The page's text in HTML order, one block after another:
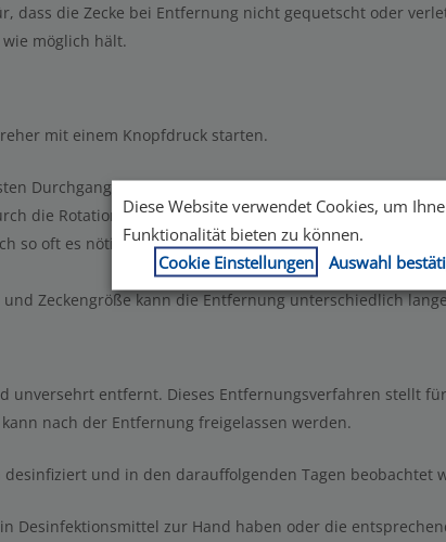
dass die Zecke bei Entfernung nicht gequetscht oder
möglich hält.
mit einem Knopfdruck starten.
Durchgang noch nicht losgelassen haben, muss das
die Rotation gelöst wurde.
so oft es nötig ist ganz in Ruhe wiederholen, da die
und Zeckengröße kann die Entfernung unterschiedlich
unversehrt entfernt. Dieses Entfernungsverfahren stellt
nach der Entfernung freigelassen werden.
desinfiziert und in den darauffolgenden Tagen beobachtet
Desinfektionsmittel zur Hand haben oder die
Diese Website verwendet Cookies, um
Funktionalität bieten zu können.
Cookie Einstellungen
Auswahl